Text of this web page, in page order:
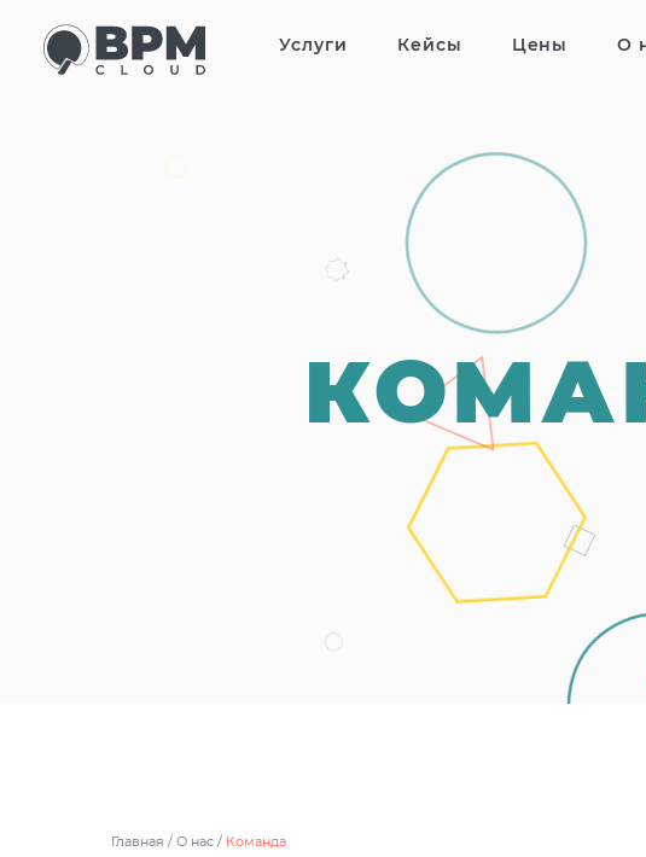
Услуги Кейсы Цены О
Главная / О нас / Команда